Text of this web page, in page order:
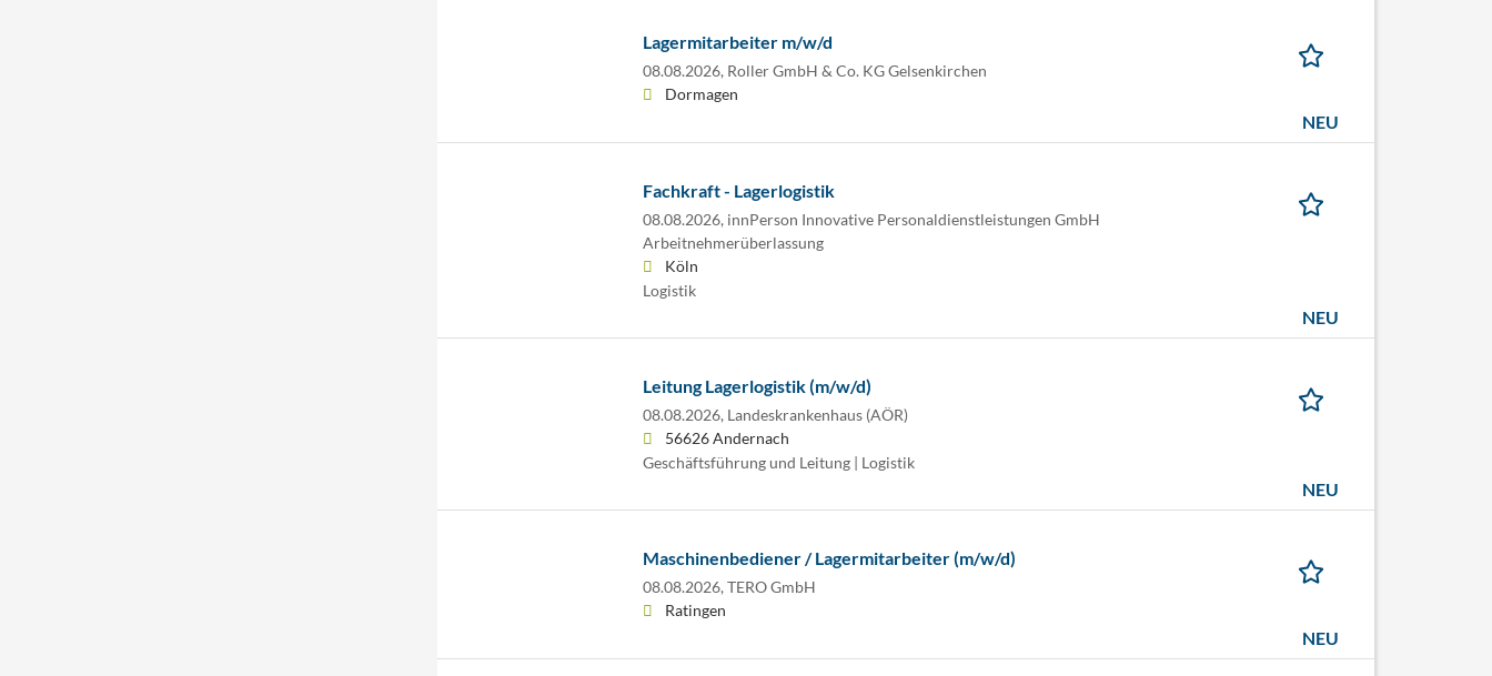
Lagermitarbeiter m/w/d
08.08.2026, Roller GmbH & Co. KG Gelsenkirchen
Dormagen
NEU
Fachkraft - Lagerlogistik
08.08.2026, innPerson Innovative Personaldienstleistungen GmbH
Arbeitnehmerüberlassung
Köln
Logistik
NEU
Leitung Lagerlogistik (m/w/d)
08.08.2026, Landeskrankenhaus (AÖR)
56626 Andernach
Geschäftsführung und Leitung | Logistik
NEU
Maschinenbediener / Lagermitarbeiter (m/w/d)
08.08.2026, TERO GmbH
Ratingen
NEU